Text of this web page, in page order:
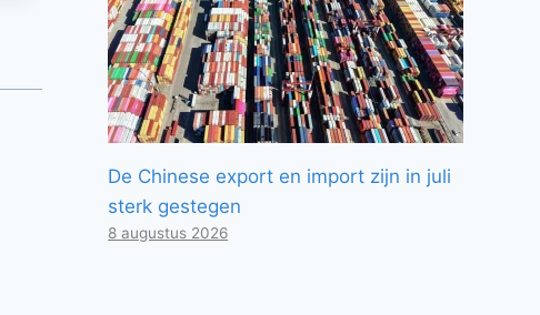
De Chinese export en import zijn in juli
sterk gestegen
8 augustus 2026